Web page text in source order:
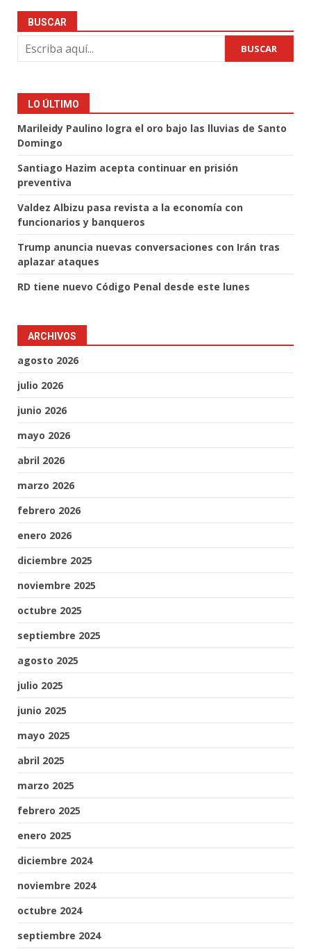
BUSCAR
BUSCAR
LO ÚLTIMO
Marileidy Paulino logra el oro bajo las lluvias de Santo
Domingo
Santiago Hazim acepta continuar en prisión
preventiva
Valdez Albizu pasa revista a la economía con
funcionarios y banqueros
Trump anuncia nuevas conversaciones con Irán tras
aplazar ataques
RD tiene nuevo Código Penal desde este lunes
ARCHIVOS
agosto 2026
julio 2026
junio 2026
mayo 2026
abril 2026
marzo 2026
febrero 2026
enero 2026
diciembre 2025
noviembre 2025
octubre 2025
septiembre 2025
agosto 2025
julio 2025
junio 2025
mayo 2025
abril 2025
marzo 2025
febrero 2025
enero 2025
diciembre 2024
noviembre 2024
octubre 2024
septiembre 2024